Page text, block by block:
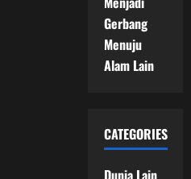
Gerbang
Menuju
Alam Lain
CATEGORIES
Dunia Lain